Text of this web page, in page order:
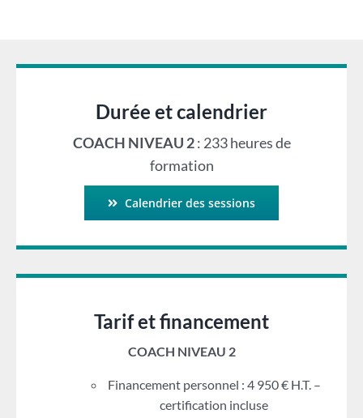
Durée et calendrier
COACH NIVEAU 2: 233 heures de
formation
Calendrier des sessions
Tarif et financement
COACH NIVEAU 2
Financement personnel : 4 950 € H.T. –
certification incluse